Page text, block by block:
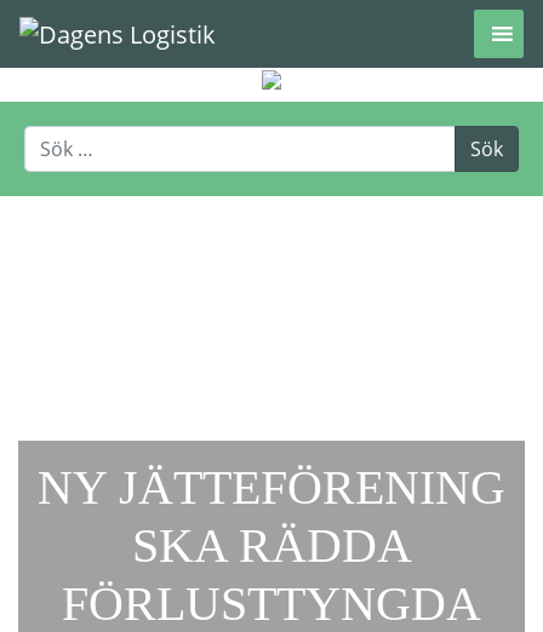
Hoppa till innehåll
NY JÄTTEFÖRENING
SKA RÄDDA
FÖRLUSTTYNGDA